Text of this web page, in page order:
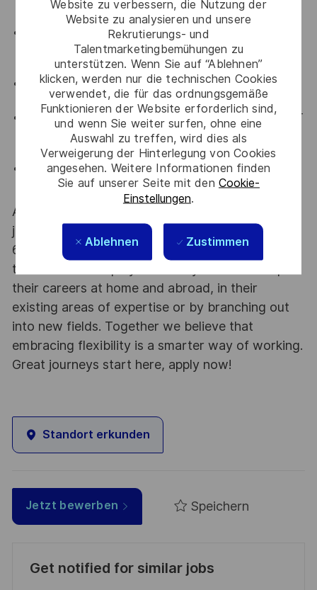
Website zu verbessern, die Nutzung der
Website zu analysieren und unsere
Rekrutierungs- und
Talentmarketingbemühungen zu
unterstützen. Wenn Sie auf “Ablehnen”
klicken, werden nur die technischen Cookies
verwendet, die für das ordnungsgemäße
Funktionieren der Website erforderlich sind,
und wenn Sie weiter surfen, ohne eine
Auswahl zu treffen, wird dies als
Verweigerung der Hinterlegung von Cookies
angesehen. Weitere Informationen finden
Sie auf unserer Seite mit den Cookie-
Einstellungen.
Ablehnen Zustimmen
Amministrazione;
Conoscenze ed esperienze in ambito Sicurezza
Industriale; Conoscenze ed esperienze in ambito
Certificazione PMI/PMP - IPMA Project Manager
(o equivalente) è un plus;
Conoscenze di MICROSOFT OFFICE, MS PROJECT
e altri tool per la pianificazione delle attività e per la
reportistica;
Esperienza di negoziazione e capacità di trattare
con i clienti.
At Thales we provide CAREERS and not only
jobs. With Thales employing 80,000 employees in
68 countries our mobility policy enables
thousands of employees each year to develop
their careers at home and abroad, in their
existing areas of expertise or by branching out
into new fields. Together we believe that
embracing flexibility is a smarter way of working.
Great journeys start here, apply now!
Standort erkunden
Jetzt bewerben Speichern
Get notified for similar jobs